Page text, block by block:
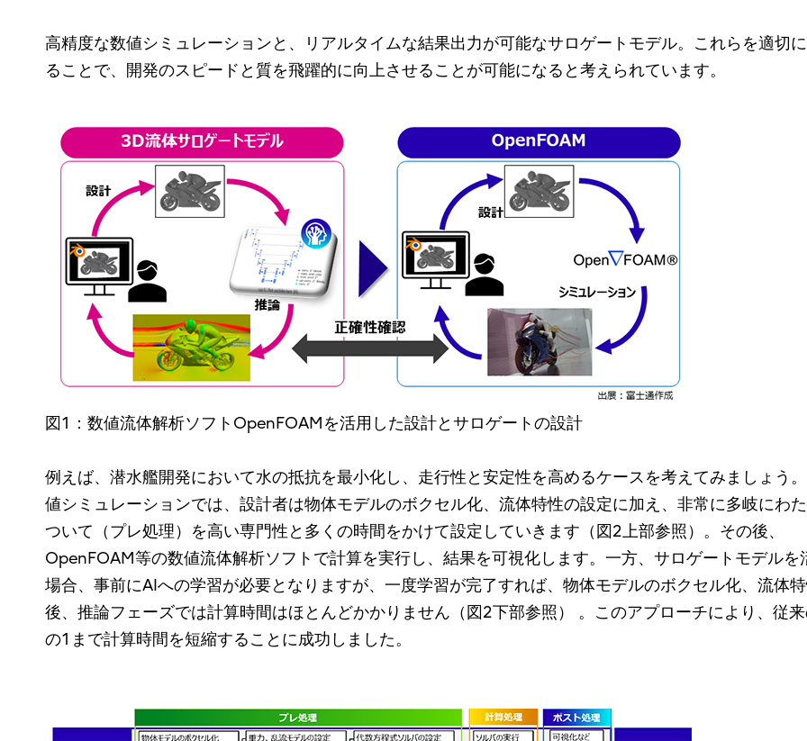
高精度な数値シミュレーションと、リアルタイムな結果出力が可能なサロゲートモデル。これらを適切
ることで、開発のスピードと質を飛躍的に向上させることが可能になると考えられています。
図1：数値流体解析ソフトOpenFOAMを活用した設計とサロゲートの設計
例えば、潜水艦開発において水の抵抗を最小化し、走行性と安定性を高めるケースを考えてみましょう
値シミュレーションでは、設計者は物体モデルのボクセル化、流体特性の設定に加え、非常に多岐にわ
ついて（プレ処理）を高い専門性と多くの時間をかけて設定していきます（図2上部参照）。その後、
OpenFOAM等の数値流体解析ソフトで計算を実行し、結果を可視化します。一方、サロゲートモデルを
場合、事前にAIへの学習が必要となりますが、一度学習が完了すれば、物体モデルのボクセル化、流体
後、推論フェーズでは計算時間はほとんどかかりません（図2下部参照） 。このアプローチにより、従
の1まで計算時間を短縮することに成功しました。